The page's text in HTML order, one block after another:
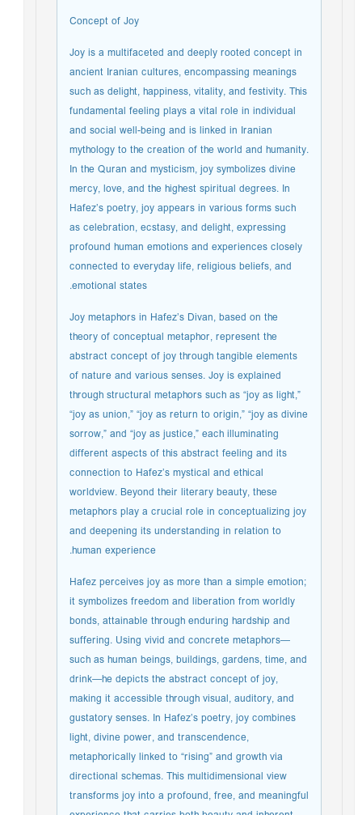
Concept of Joy
Joy is a multifaceted and deeply rooted concept in
ancient Iranian cultures, encompassing meanings
such as delight, happiness, vitality, and festivity. This
fundamental feeling plays a vital role in individual
and social well-being and is linked in Iranian
mythology to the creation of the world and humanity.
In the Quran and mysticism, joy symbolizes divine
mercy, love, and the highest spiritual degrees. In
Hafez’s poetry, joy appears in various forms such
as celebration, ecstasy, and delight, expressing
profound human emotions and experiences closely
connected to everyday life, religious beliefs, and
emotional states.
Joy metaphors in Hafez’s Divan, based on the
theory of conceptual metaphor, represent the
abstract concept of joy through tangible elements
of nature and various senses. Joy is explained
through structural metaphors such as “joy as light,”
“joy as union,” “joy as return to origin,” “joy as divine
sorrow,” and “joy as justice,” each illuminating
different aspects of this abstract feeling and its
connection to Hafez’s mystical and ethical
worldview. Beyond their literary beauty, these
metaphors play a crucial role in conceptualizing joy
and deepening its understanding in relation to
human experience.
Hafez perceives joy as more than a simple emotion;
it symbolizes freedom and liberation from worldly
bonds, attainable through enduring hardship and
suffering. Using vivid and concrete metaphors—
such as human beings, buildings, gardens, time, and
drink—he depicts the abstract concept of joy,
making it accessible through visual, auditory, and
gustatory senses. In Hafez’s poetry, joy combines
light, divine power, and transcendence,
metaphorically linked to “rising” and growth via
directional schemas. This multidimensional view
transforms joy into a profound, free, and meaningful